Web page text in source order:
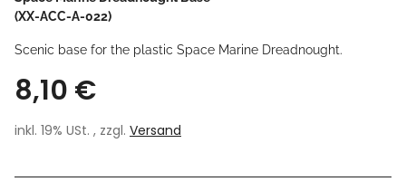
(XX-ACC-A-022)
Scenic base for the plastic Space Marine Dreadnought.
8,10 €
inkl. 19% USt. , zzgl. Versand